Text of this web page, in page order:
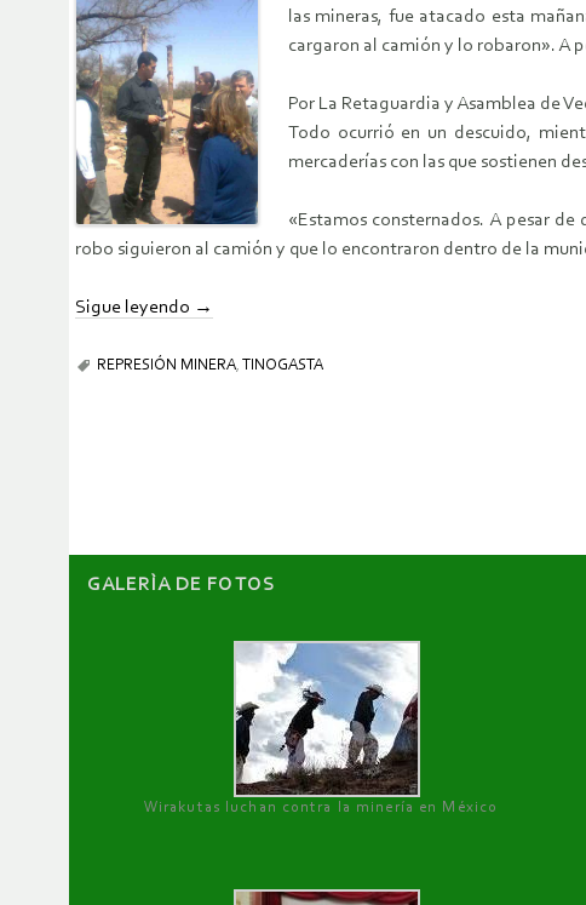
las mineras, fue atacado esta
cargaron al camión y lo robaron». A
Por La Retaguardia y Asamblea de
Todo ocurrió en un descuido,
mercaderías con las que sostienen
«Estamos consternados. A pesar
robo siguieron al camión y que lo encontraron dentro de la
Sigue leyendo →
REPRESIÓN MINERA, TINOGASTA
GALERÌA DE FOTOS
Wirakutas luchan contra la minería en México